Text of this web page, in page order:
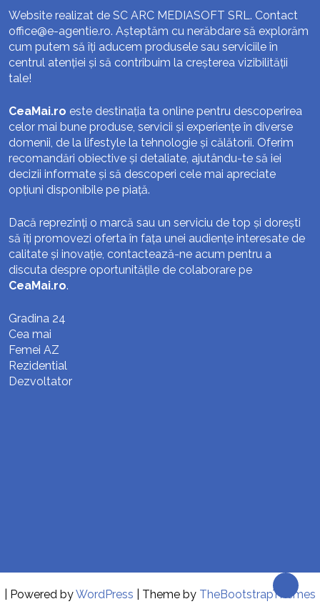
Website realizat de SC ARC MEDIASOFT SRL. Contact
office@e-agentie.ro. Așteptăm cu nerăbdare să explorăm
cum putem să îți aducem produsele sau serviciile în
centrul atenției și să contribuim la creșterea vizibilității
tale!
CeaMai.ro este destinația ta online pentru descoperirea
celor mai bune produse, servicii și experiențe în diverse
domenii, de la lifestyle la tehnologie și călătorii. Oferim
recomandări obiective și detaliate, ajutându-te să iei
decizii informate și să descoperi cele mai apreciate
opțiuni disponibile pe piață.
Dacă reprezinți o marcă sau un serviciu de top și dorești
să îți promovezi oferta în fața unei audiențe interesate de
calitate și inovație, contactează-ne acum pentru a
discuta despre oportunitățile de colaborare pe
CeaMai.ro.
Gradina 24
Cea mai
Femei AZ
Rezidential
Dezvoltator
| Powered byWordPress | Theme by TheBootstrapThemes